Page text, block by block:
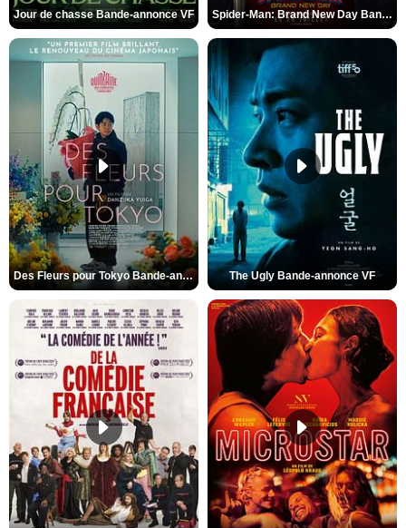
Jour de chasse Bande-annonce VF Spider-Man: Brand New Day Bande-annonce (3) VO STFR
Des Fleurs pour Tokyo Bande-annonce VO STFR The Ugly Bande-annonce VF